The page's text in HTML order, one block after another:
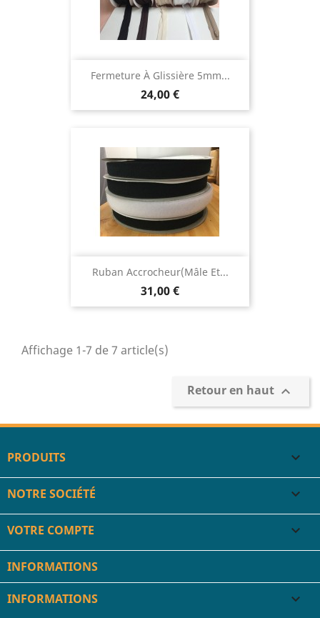
Fermeture À Glissière 5mm...
Prix
24,00 €
Ruban Accrocheur(mâle Et...
Prix
31,00 €
Affichage 1-7 de 7 article(s)
Retour en haut 
PRODUITS 
NOTRE SOCIÉTÉ 
VOTRE COMPTE 
INFORMATIONS
INFORMATIONS 